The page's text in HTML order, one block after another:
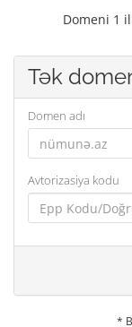
Domeni 1
Tək
Domen adı
Avtorizasiya kodu
*